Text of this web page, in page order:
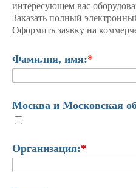
интересующем вас
Заказать полный
Оформить заявку на
Фамилия, имя:*
Москва и Московская
Организация:*